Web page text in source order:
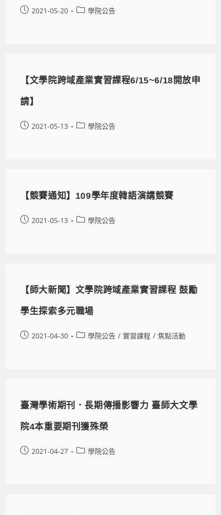
2021-05-20 學院公告
【文學院跨域產業實習課程6/15~6/18開放申
請】
2021-05-13 學院公告
【競賽通知】109學年度韓語演講競賽
2021-05-13 學院公告
【師大新聞】文學院跨域產業實習課程 鼓勵
學生探索多元職場
2021-04-30 學院公告 / 實習課程 / 焦點活動
臺灣學術期刊．長期傳播影響力 臺師大文學
院4本重要期刊獲殊榮
2021-04-27 學院公告